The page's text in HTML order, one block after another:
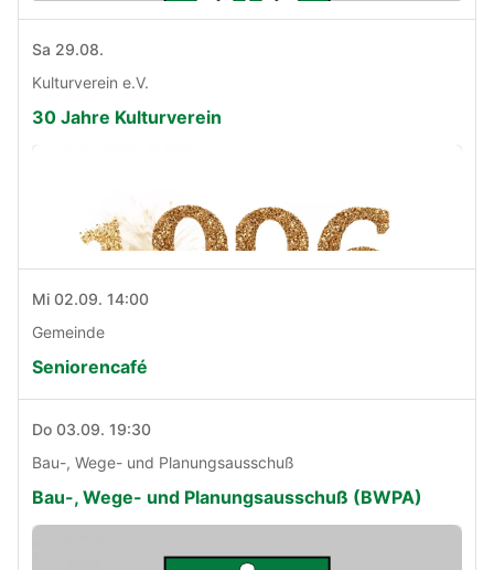
Sa 29.08.
Kulturverein e.V.
30 Jahre Kulturverein
Mi 02.09. 14:00
Gemeinde
Seniorencafé
Do 03.09. 19:30
Bau-, Wege- und Planungsausschuß
Bau-, Wege- und Planungsausschuß (BWPA)